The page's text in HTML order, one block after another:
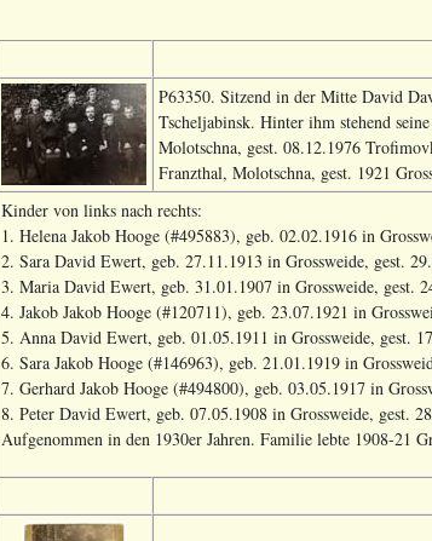
P63350. Sitzend in der Mitte David
Tscheljabinsk. Hinter ihm stehend
Molotschna, gest. 08.12.1976
Franzthal, Molotschna, gest. 1921
Kinder von links nach rechts:
1. Helena Jakob Hooge (#495883), geb. 02.02.1916 in
2. Sara David Ewert, geb. 27.11.1913 in Grossweide, gest.
3. Maria David Ewert, geb. 31.01.1907 in Grossweide, gest.
4. Jakob Jakob Hooge (#120711), geb. 23.07.1921 in
5. Anna David Ewert, geb. 01.05.1911 in Grossweide, gest.
6. Sara Jakob Hooge (#146963), geb. 21.01.1919 in
7. Gerhard Jakob Hooge (#494800), geb. 03.05.1917 in
8. Peter David Ewert, geb. 07.05.1908 in Grossweide, gest.
Aufgenommen in den 1930er Jahren. Familie lebte 1908-21